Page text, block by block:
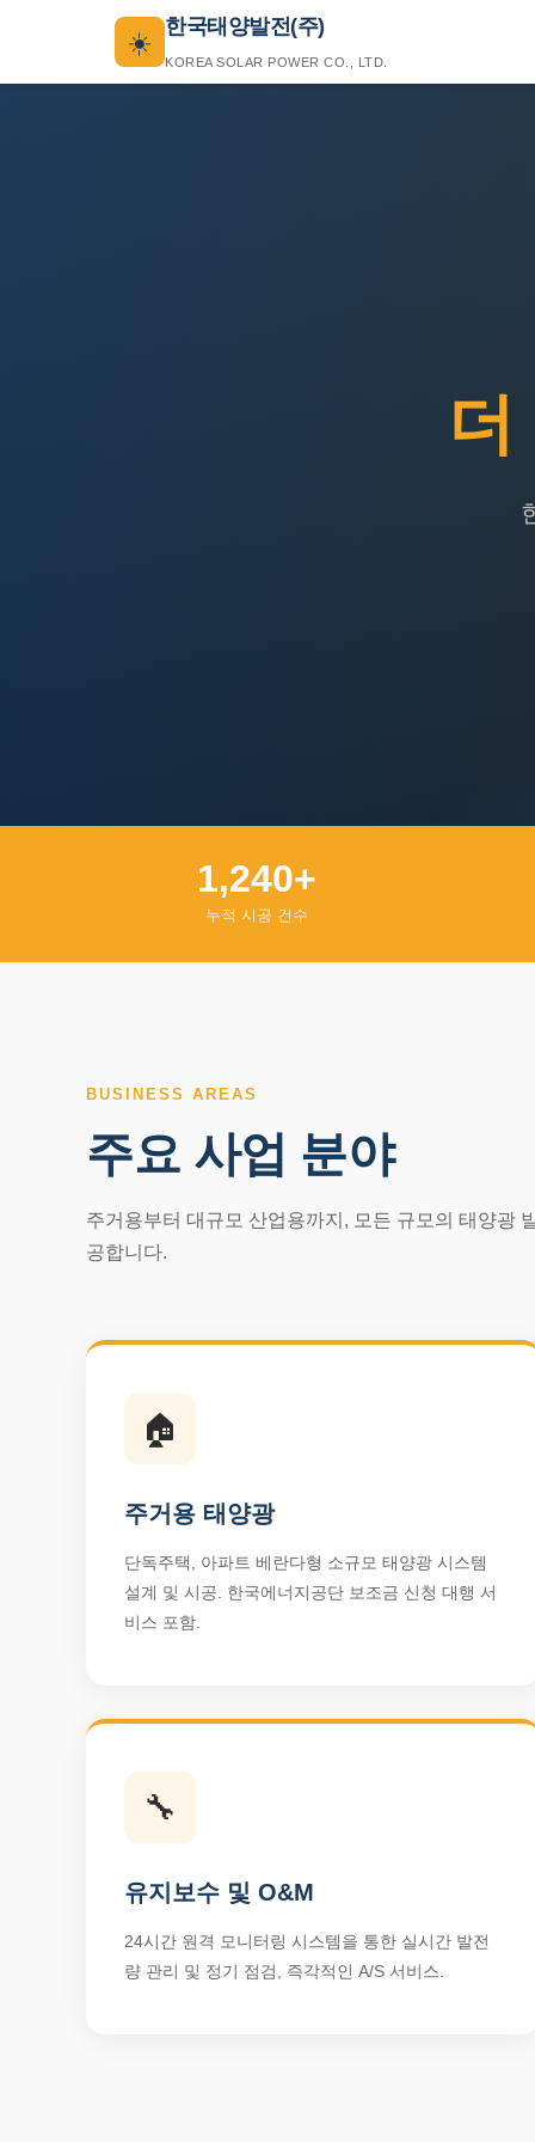
☀️
한국태양발전(주)
KOREA SOLAR POWER CO., LTD.
더
1,240+
누적 시공 건수
BUSINESS AREAS
주요 사업 분야
주거용부터 대규모 산업용까지, 모든 규모의 태양광
공합니다.
🏠
주거용 태양광
단독주택, 아파트 베란다형 소규모 태양광 시스템
설계 및 시공. 한국에너지공단 보조금 신청 대행 서
비스 포함.
🔧
유지보수 및 O&M
24시간 원격 모니터링 시스템을 통한 실시간 발전
량 관리 및 정기 점검, 즉각적인 A/S 서비스.